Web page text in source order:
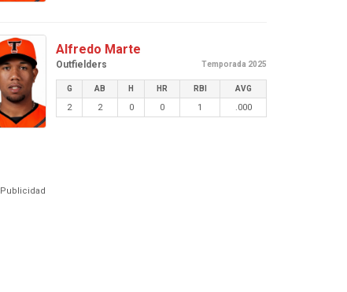
Alfredo Marte
Outfielders Temporada 2025
G AB H HR RBI AVG
2 2 0 0 1 .000
Publicidad